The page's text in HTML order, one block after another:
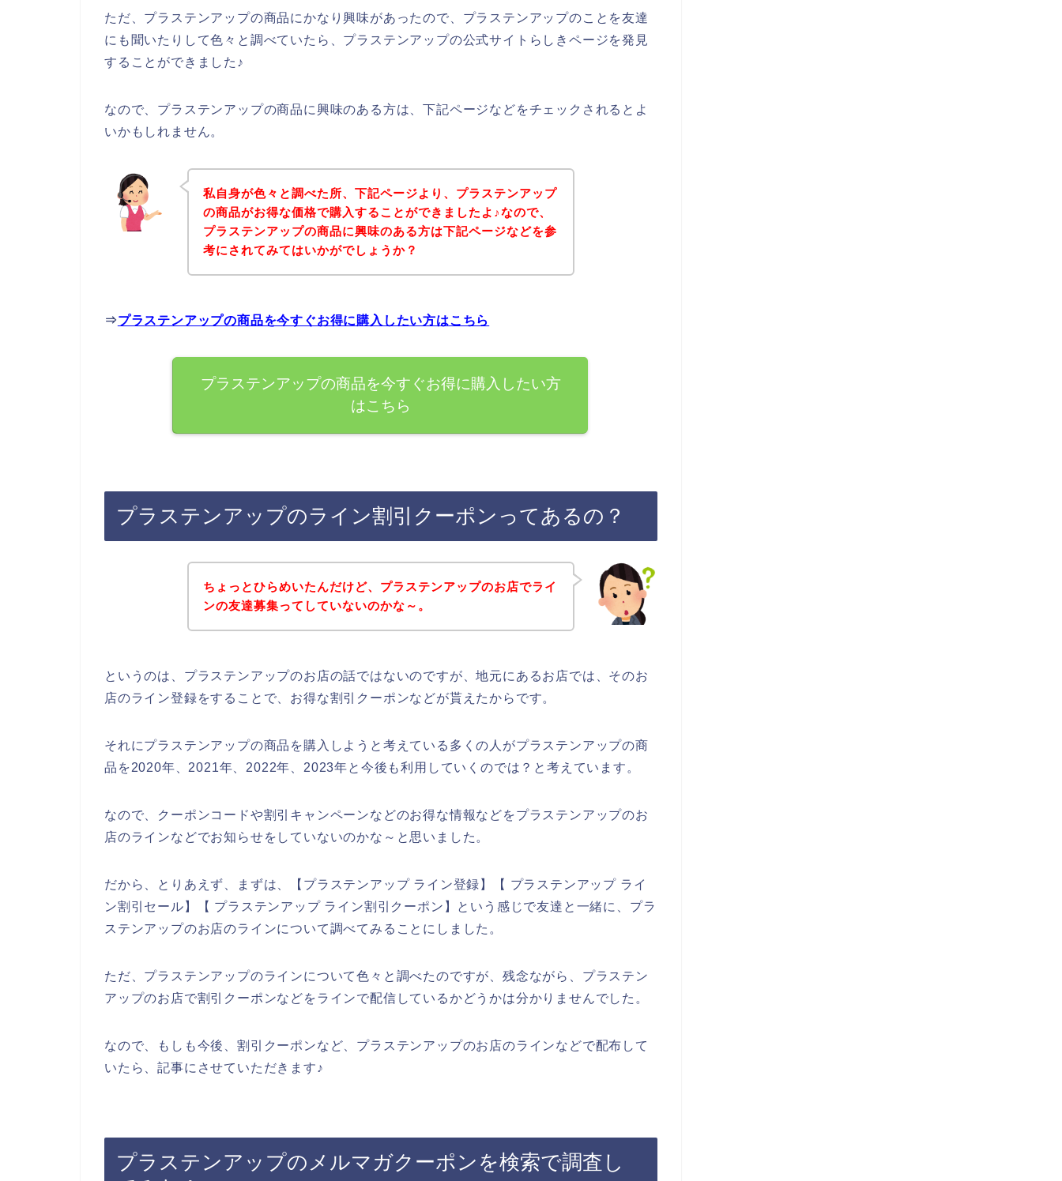
ただ、プラステンアップの商品にかなり興味があったので、プラステンアップのことを友達
にも聞いたりして色々と調べていたら、プラステンアップの公式サイトらしきページを発見
することができました♪
なので、プラステンアップの商品に興味のある方は、下記ページなどをチェックされるとよ
いかもしれません。
私自身が色々と調べた所、下記ページより、プラステンアップ
の商品がお得な価格で購入することができましたよ♪なので、
プラステンアップの商品に興味のある方は下記ページなどを参
考にされてみてはいかがでしょうか？
⇒プラステンアップの商品を今すぐお得に購入したい方はこちら
プラステンアップの商品を今すぐお得に購入したい方
はこちら
プラステンアップのライン割引クーポンってあるの？
ちょっとひらめいたんだけど、プラステンアップのお店でライ
ンの友達募集ってしていないのかな～。
というのは、プラステンアップのお店の話ではないのですが、地元にあるお店では、そのお
店のライン登録をすることで、お得な割引クーポンなどが貰えたからです。
それにプラステンアップの商品を購入しようと考えている多くの人がプラステンアップの商
品を2020年、2021年、2022年、2023年と今後も利用していくのでは？と考えています。
なので、クーポンコードや割引キャンペーンなどのお得な情報などをプラステンアップのお
店のラインなどでお知らせをしていないのかな～と思いました。
だから、とりあえず、まずは、【プラステンアップ ライン登録】【 プラステンアップ ライ
ン割引セール】【 プラステンアップ ライン割引クーポン】という感じで友達と一緒に、プラ
ステンアップのお店のラインについて調べてみることにしました。
ただ、プラステンアップのラインについて色々と調べたのですが、残念ながら、プラステン
アップのお店で割引クーポンなどをラインで配信しているかどうかは分かりませんでした。
なので、もしも今後、割引クーポンなど、プラステンアップのお店のラインなどで配布して
いたら、記事にさせていただきます♪
プラステンアップのメルマガクーポンを検索で調査し